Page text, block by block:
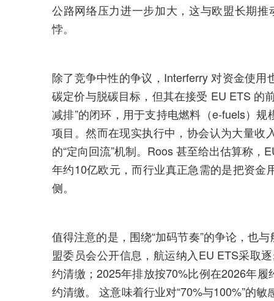
公路网络压力进一步加大，这与欧盟长期推
悖。
除了竞争中性的争议，Interferry 对资金使
碳定价与脱碳目标，但其在接受 EU ETS
减排”的闭环，用于支持电燃料（e-fuels）
项目。然而在现实执行中，协会认为大量收
的“定向回流”机制。Roos 甚至给出估算称
年约10亿欧元，而行业真正急需的是把资
侧。
值得注意的是，围绕“加码节奏”的争论，也
盟委员会公开信息，航运纳入EU ETS采取
约清缴；2025年排放按70%比例在2026年
约清缴。 这意味着行业对“70%与100%”的